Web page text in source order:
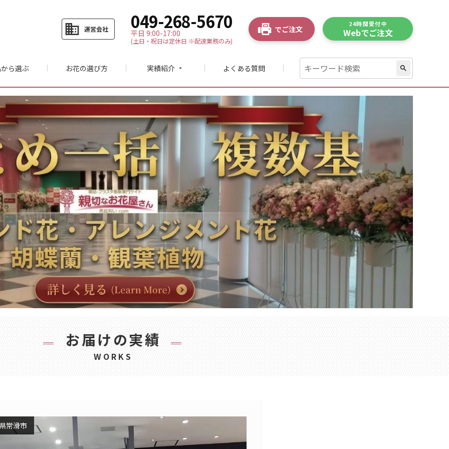
business 運営会社 049-268-5670
平日 9:00-17:00
(土日・祝日は定休日 ※配達業務のみ)
でご注文
24時間受付中
Webでご注文
search
ら選ぶ お花の選び方 実績紹介 arrow_drop_down よくある質問
お届けの実績
WORKS
常滑市